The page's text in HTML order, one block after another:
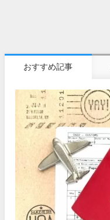
おすすめ記事